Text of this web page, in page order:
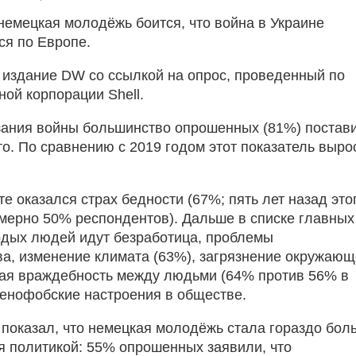
молодёжь боится, что война в Украине
по Европе.
DW со ссылкой на опрос, проведенный по
корпорации Shell.
войны большинство опрошенных (81%)
По сравнению с 2019 годом этот показатель
оказался страх бедности (67%; пять лет назад
50% респондентов). Дальше в списке главных
людей идут безработица, проблемы
изменение климата (63%), загрязнение
враждебность между людьми (64% против 56% в
настроения в обществе.
что немецкая молодёжь стала гораздо
политикой: 55% опрошенных заявили, что